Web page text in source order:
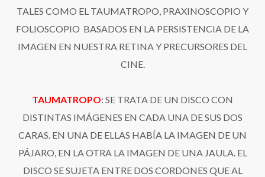
TALES COMO EL TAUMATROPO, PRAXINOSCOPIO Y
FOLIOSCOPIO BASADOS EN LA PERSISTENCIA DE LA
IMAGEN EN NUESTRA RETINA Y PRECURSORES DEL
CINE.
TAUMATROPO: SE TRATA DE UN DISCO CON
DISTINTAS IMÁGENES EN CADA UNA DE SUS DOS
CARAS. EN UNA DE ELLAS HABÍA LA IMAGEN DE UN
PÁJARO, EN LA OTRA LA IMAGEN DE UNA JAULA. EL
DISCO SE SUJETA ENTRE DOS CORDONES QUE AL